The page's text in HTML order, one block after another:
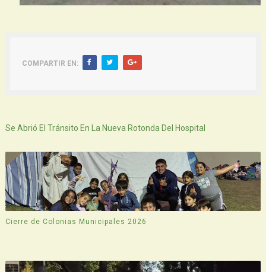
COMPARTIR EN:
Se Abrió El Tránsito En La Nueva Rotonda Del Hospital
Cierre de Colonias Municipales 2026